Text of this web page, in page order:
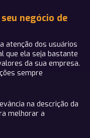
negócio de
atenção dos usuários
que ela seja bastante
da sua empresa.
sempre
na descrição da
melhorar a